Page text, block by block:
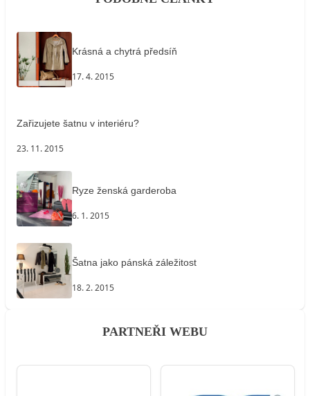
Krásná a chytrá předsíň
17. 4. 2015
Zařizujete šatnu v interiéru?
23. 11. 2015
Ryze ženská garderoba
6. 1. 2015
Šatna jako pánská záležitost
18. 2. 2015
PARTNEŘI WEBU